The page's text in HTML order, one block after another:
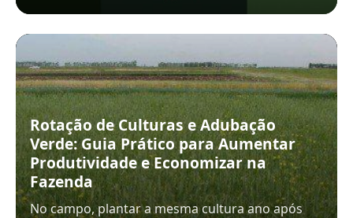
Rotação de Culturas e Adubação
Verde: Guia Prático para Aumentar
Produtividade e Economizar na
Fazenda
No campo, plantar a mesma cultura ano após